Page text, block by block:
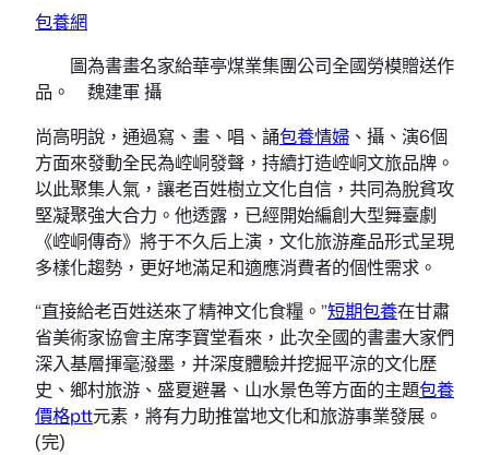
包養網
圖為書畫名家給華亭煤業集團公司全國勞模贈送作
品。 魏建軍 攝
尚高明說，通過寫、畫、唱、誦包養情婦 、攝、演6個
方面來發動全民為崆峒發聲，持續打造崆峒文旅品牌。
以此聚集人氣，讓老百姓樹立文化自信，共同為脫貧攻
堅凝聚強大合力。他透露，已經開始編創大型舞臺劇
《崆峒傳奇》將于不久后上演，文化旅游產品形式呈現
多樣化趨勢，更好地滿足和適應消費者的個性需求。
“直接給老百姓送來了精神文化食糧。”短期包養在甘肅
省美術家協會主席李寶堂看來，此次全國的書畫大家們
深入基層揮毫潑墨，并深度體驗并挖掘平涼的文化歷
史、鄉村旅游、盛夏避暑、山水景色等方面的主題包養
價格ptt元素，將有力助推當地文化和旅游事業發展。
(完)